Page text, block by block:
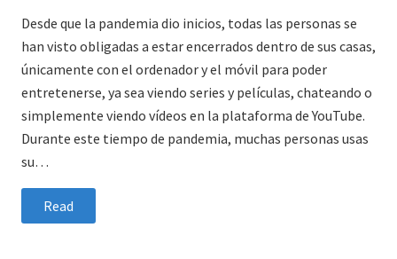
Desde que la pandemia dio inicios, todas las personas se
han visto obligadas a estar encerrados dentro de sus casas,
únicamente con el ordenador y el móvil para poder
entretenerse, ya sea viendo series y películas, chateando o
simplemente viendo vídeos en la plataforma de YouTube.
Durante este tiempo de pandemia, muchas personas usas
su…
Read